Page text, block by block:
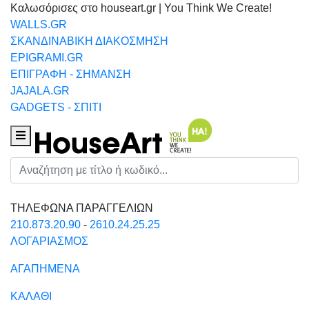
Καλωσόρισες στο houseart.gr | You Think We Create!
WALLS.GR
ΣΚΑΝΔΙΝΑΒΙΚΗ ΔΙΑΚΟΣΜΗΣΗ
EPIGRAMI.GR
ΕΠΙΓΡΑΦΗ - ΣΗΜΑΝΣΗ
JAJALA.GR
GADGETS - ΣΠΙΤΙ
Houseart Menu
Αναζήτηση
ΤΗΛΕΦΩΝΑ ΠΑΡΑΓΓΕΛΙΩΝ
210.873.20.90 - 2610.24.25.25
ΛΟΓΑΡΙΑΣΜΟΣ
ΑΓΑΠΗΜΕΝΑ
ΚΑΛΑΘΙ